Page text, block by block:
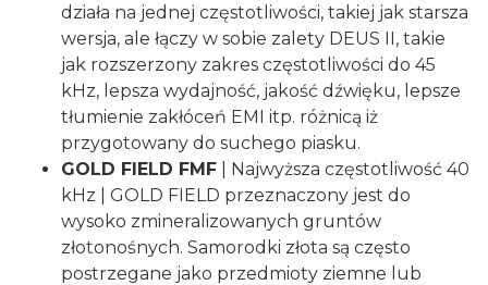
działa na jednej częstotliwości, takiej jak starsza
wersja, ale łączy w sobie zalety DEUS II, takie
jak rozszerzony zakres częstotliwości do 45
kHz, lepsza wydajność, jakość dźwięku, lepsze
tłumienie zakłóceń EMI itp. różnicą iż
przygotowany do suchego piasku.
GOLD FIELD FMF | Najwyższa częstotliwość 40
kHz | GOLD FIELD przeznaczony jest do
wysoko zmineralizowanych gruntów
złotonośnych. Samorodki złota są często
postrzegane jako przedmioty ziemne lub